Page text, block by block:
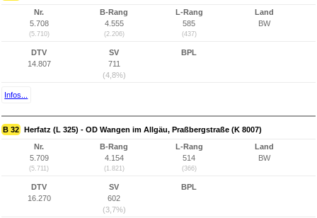
Nr.
5.708
(5.710)
B-Rang
4.555
(2.206)
L-Rang
585
(437)
Land
BW
DTV
14.807
SV
711
(4,8%)
BPL
Infos...
B 32 Herfatz (L 325) - OD Wangen im Allgäu, Praßbergstraße (K 8007)
Nr.
5.709
(5.711)
B-Rang
4.154
(1.821)
L-Rang
514
(366)
Land
BW
DTV
16.270
SV
602
(3,7%)
BPL